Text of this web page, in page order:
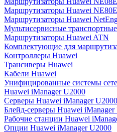
Маршрутизаторы Huawei NE80E
Маршрутизаторы Huawei
Мультисервисные
Маршрутизаторы Huawei ATN
Комплектующие для
Контроллеры Huawei
Трансиверы Huawei
Кабели Huawei
Унифицированные системы
Huawei iManager U2000
Серверы Huawei iManager U2000
Блейд-серверы Huawei iManager
Рабочие станции Huawei
Опции Huawei iManager U2000